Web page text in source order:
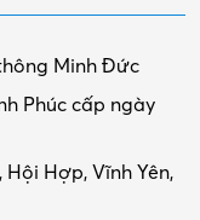
Minh Đức
Phúc cấp ngày
Hợp, Vĩnh Yên,